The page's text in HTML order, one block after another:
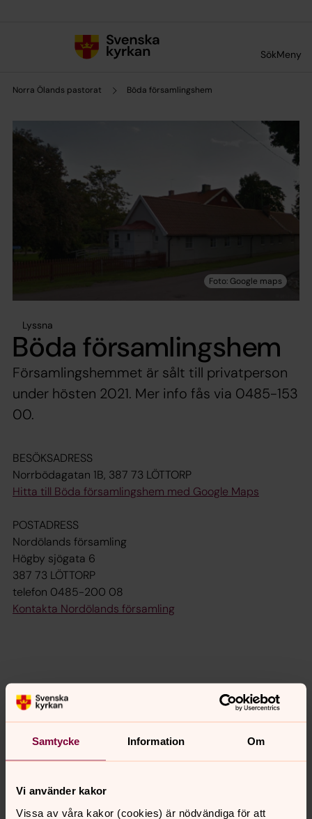
Samtycke Information Om
Vi använder kakor
Vissa av våra kakor (cookies) är nödvändiga för att
SökMeny
Norra Ölands pastorat Böda församlingshem
Lyssna
Böda församlingshem
Församlingshemmet är sålt till privatperson
under hösten 2021. Mer info fås via 0485-153
00.
BESÖKSADRESS
Norrbödagatan 1B, 387 73 LÖTTORP
Hitta till Böda församlingshem med Google Maps
POSTADRESS
Nordölands församling
Högby sjögata 6
387 73 LÖTTORP
telefon 0485-200 08
Kontakta Nordölands församling
Senast ändrad 26 januari 2023
Synpunkter eller frågor på sidans
innehåll?
norra.oland.pastorat@svenskakyrkan.se